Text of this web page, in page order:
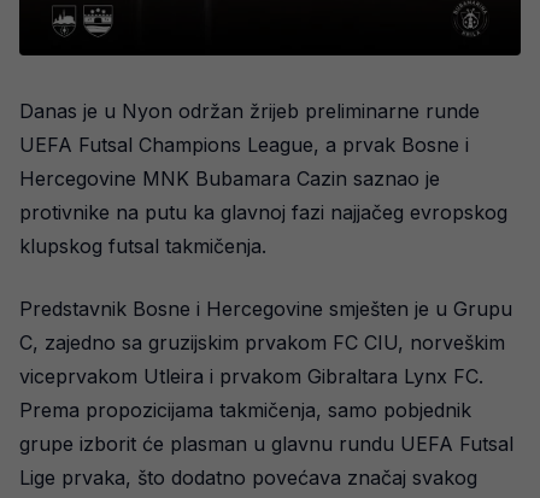
Danas je u Nyon održan žrijeb preliminarne runde
UEFA Futsal Champions League, a prvak Bosne i
Hercegovine MNK Bubamara Cazin saznao je
protivnike na putu ka glavnoj fazi najjačeg evropskog
klupskog futsal takmičenja.
Predstavnik Bosne i Hercegovine smješten je u Grupu
C, zajedno sa gruzijskim prvakom FC CIU, norveškim
viceprvakom Utleira i prvakom Gibraltara Lynx FC.
Prema propozicijama takmičenja, samo pobjednik
grupe izborit će plasman u glavnu rundu UEFA Futsal
Lige prvaka, što dodatno povećava značaj svakog